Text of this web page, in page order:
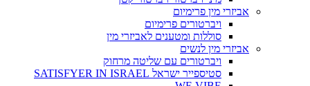
אביזרי מין פרימיום
ויברטורים פרימיום
סוללות ומטענים לאביזרי מין
אביזרי מין לנשים
ויברטורים עם שליטה מרחוק
סטיספייר ישראל SATISFYER IN ISRAEL